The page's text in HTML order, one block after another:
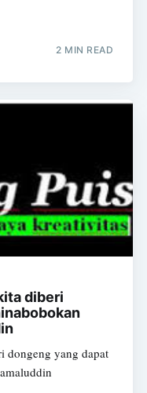
2 MIN READ
diberi
dongeng yang dapat